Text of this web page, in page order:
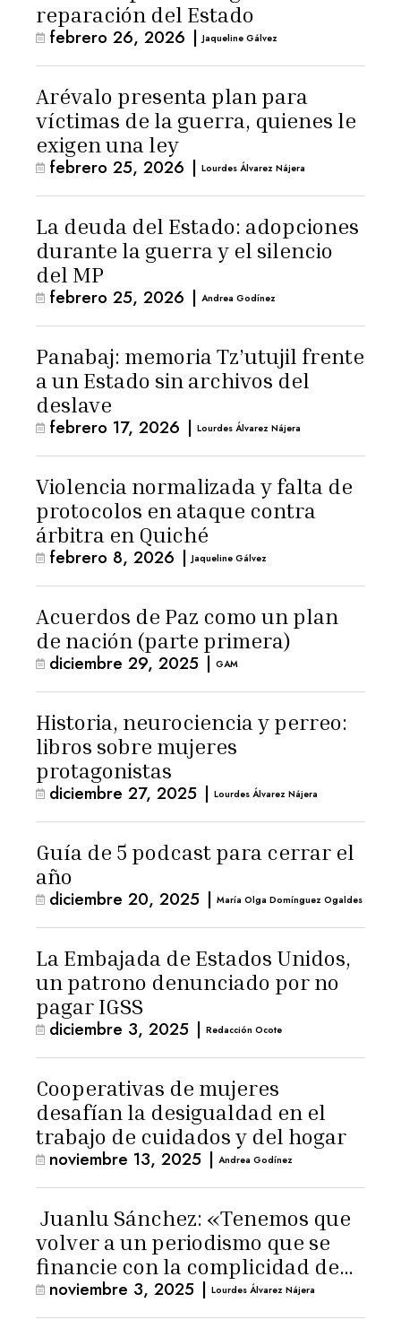
reparación del Estado
febrero 26, 2026 | Jaqueline Gálvez
Arévalo presenta plan para
víctimas de la guerra, quienes le
exigen una ley
febrero 25, 2026 | Lourdes Álvarez Nájera
La deuda del Estado: adopciones
durante la guerra y el silencio
del MP
febrero 25, 2026 | Andrea Godínez
Panabaj: memoria Tz’utujil frente
a un Estado sin archivos del
deslave
febrero 17, 2026 | Lourdes Álvarez Nájera
Violencia normalizada y falta de
protocolos en ataque contra
árbitra en Quiché
febrero 8, 2026 | Jaqueline Gálvez
Acuerdos de Paz como un plan
de nación (parte primera)
diciembre 29, 2025 | GAM
Historia, neurociencia y perreo:
libros sobre mujeres
protagonistas
diciembre 27, 2025 | Lourdes Álvarez Nájera
Guía de 5 podcast para cerrar el
año
diciembre 20, 2025 | María Olga Domínguez Ogaldes
La Embajada de Estados Unidos,
un patrono denunciado por no
pagar IGSS
diciembre 3, 2025 | Redacción Ocote
Cooperativas de mujeres
desafían la desigualdad en el
trabajo de cuidados y del hogar
noviembre 13, 2025 | Andrea Godínez
Juanlu Sánchez: «Tenemos que
volver a un periodismo que se
financie con la complicidad de
los lectores»
noviembre 3, 2025 | Lourdes Álvarez Nájera